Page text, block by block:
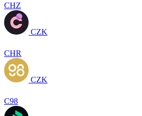
CHZ
CZK
CHR
CZK
C98